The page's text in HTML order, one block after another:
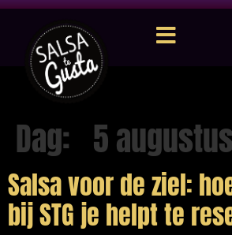
Dag: 5
Salsa voor de ziel:
bij STG je helpt te